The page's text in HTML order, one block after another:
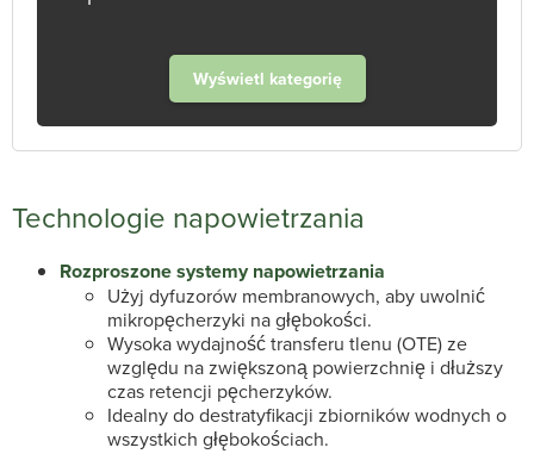
Wyświetl kategorię
Technologie napowietrzania
Rozproszone systemy napowietrzania
Użyj dyfuzorów membranowych, aby uwolnić
mikropęcherzyki na głębokości.
Wysoka wydajność transferu tlenu (OTE) ze
względu na zwiększoną powierzchnię i dłuższy
czas retencji pęcherzyków.
Idealny do destratyfikacji zbiorników wodnych o
wszystkich głębokościach.